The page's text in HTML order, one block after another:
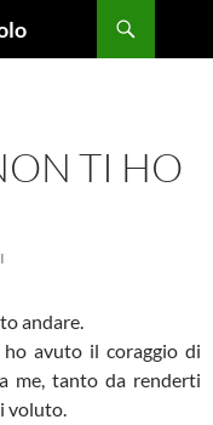
TI HO
andare.
avuto il coraggio di
me, tanto da renderti
voluto.